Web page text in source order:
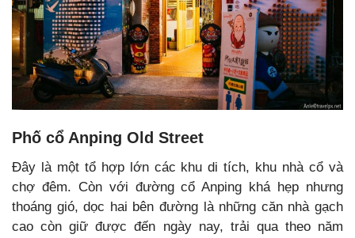
Phố cổ Anping Old Street
Đây là một tổ hợp lớn các khu di tích, khu nhà cổ và
chợ đêm. Còn với đường cổ Anping khá hẹp nhưng
thoáng gió, dọc hai bên đường là những căn nhà gạch
cao còn giữ được đến ngày nay, trải qua theo năm